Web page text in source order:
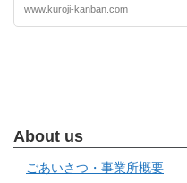
www.kuroji-kanban.com
About us
ごあいさつ・事業所概要